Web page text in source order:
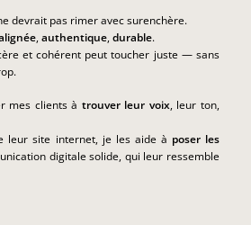
devrait pas rimer avec surenchère.
,authentique,durable.
et cohérent peut toucher juste — sans
mes clients à trouver leur voix, leur ton,
leur site internet, je les aide à poser les
digitale solide, qui leur ressemble